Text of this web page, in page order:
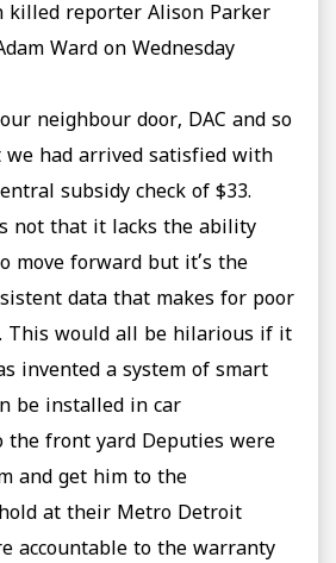
killed reporter Alison Parker
Ward on Wednesday
neighbour door, DAC and so
we had arrived satisfied with
subsidy check of $33.
not that it lacks the ability
move forward but it’s the
data that makes for poor
This would all be hilarious if it
invented a system of smart
be installed in car
the front yard Deputies were
and get him to the
at their Metro Detroit
accountable to the warranty